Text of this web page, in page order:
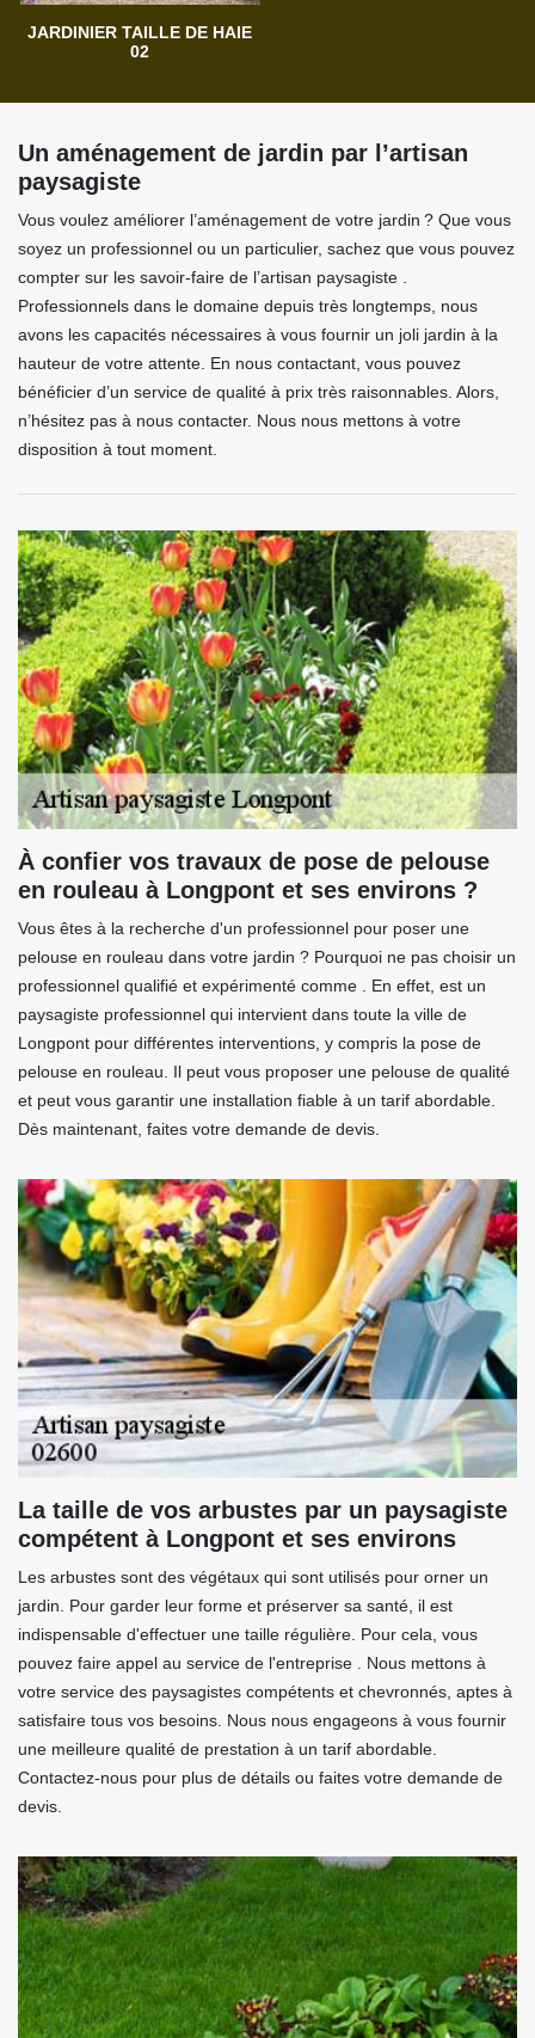
JARDINIER TAILLE DE HAIE
02
Un aménagement de jardin par l’artisan
paysagiste
Vous voulez améliorer l’aménagement de votre jardin ? Que vous
soyez un professionnel ou un particulier, sachez que vous pouvez
compter sur les savoir-faire de l’artisan paysagiste .
Professionnels dans le domaine depuis très longtemps, nous
avons les capacités nécessaires à vous fournir un joli jardin à la
hauteur de votre attente. En nous contactant, vous pouvez
bénéficier d’un service de qualité à prix très raisonnables. Alors,
n’hésitez pas à nous contacter. Nous nous mettons à votre
disposition à tout moment.
À confier vos travaux de pose de pelouse
en rouleau à Longpont et ses environs ?
Vous êtes à la recherche d'un professionnel pour poser une
pelouse en rouleau dans votre jardin ? Pourquoi ne pas choisir un
professionnel qualifié et expérimenté comme . En effet, est un
paysagiste professionnel qui intervient dans toute la ville de
Longpont pour différentes interventions, y compris la pose de
pelouse en rouleau. Il peut vous proposer une pelouse de qualité
et peut vous garantir une installation fiable à un tarif abordable.
Dès maintenant, faites votre demande de devis.
La taille de vos arbustes par un paysagiste
compétent à Longpont et ses environs
Les arbustes sont des végétaux qui sont utilisés pour orner un
jardin. Pour garder leur forme et préserver sa santé, il est
indispensable d'effectuer une taille régulière. Pour cela, vous
pouvez faire appel au service de l'entreprise . Nous mettons à
votre service des paysagistes compétents et chevronnés, aptes à
satisfaire tous vos besoins. Nous nous engageons à vous fournir
une meilleure qualité de prestation à un tarif abordable.
Contactez-nous pour plus de détails ou faites votre demande de
devis.